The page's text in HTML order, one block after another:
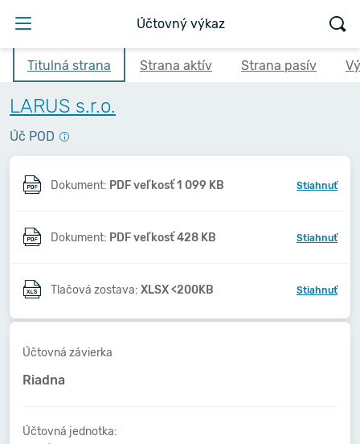
Účtovný výkaz
Titulná strana Strana aktív Strana pasív
LARUS s.r.o.
Úč POD
Dokument: PDF veľkosť 1 099 KB Stiahnuť
Dokument: PDF veľkosť 428 KB Stiahnuť
Tlačová zostava: XLSX <200KB Stiahnuť
Účtovná závierka
Riadna
Účtovná jednotka: